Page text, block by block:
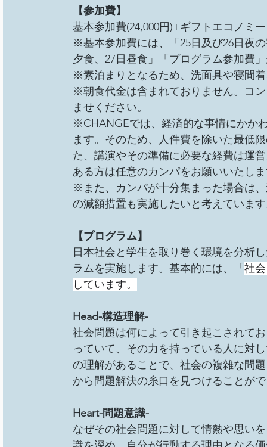
【参加費】
基本参加費(24,000円)+ギフトエコノミー
※基本参加費には、「25日及び26日夜
夕食、27日昼食」「プログラム参加費
※素泊まりとなるため、洗面具や寝間
※朝食代金は含まれておりません。コ
ませください。
※CHANGEでは、経済的な事情にかか
ます。そのため、人件費を除いた最低
た、講演やその準備に必要な経費は運
ある方は任意のカンパをお願いいたし
※また、カンパが十分集まった場合は
の減額措置も実施したいと考えていま
【プログラム】
日本社会と学生を取り巻く環境を分析
ラムを実施します。基本的には、「 社
しています。
Head-構造理解-
社会問題は何によって引き起こされて
っていて、その力を持っている人に対
の理解があることで、社会の複雑な問
から問題解決の糸口を見つけることが
Heart-問題意識-
なぜその社会問題に対して情熱や思い